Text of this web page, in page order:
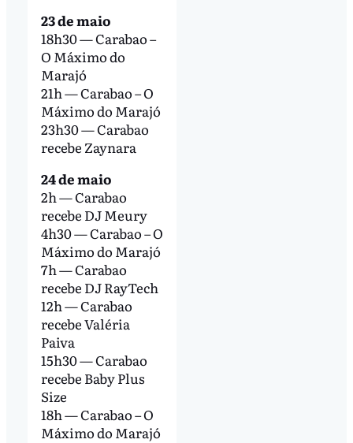
23 de maio
18h30 — Carabao –
O Máximo do
Marajó
21h — Carabao – O
Máximo do Marajó
23h30 — Carabao
recebe Zaynara
24 de maio
2h — Carabao
recebe DJ Meury
4h30 — Carabao – O
Máximo do Marajó
7h — Carabao
recebe DJ RayTech
12h — Carabao
recebe Valéria
Paiva
15h30 — Carabao
recebe Baby Plus
Size
18h — Carabao – O
Máximo do Marajó